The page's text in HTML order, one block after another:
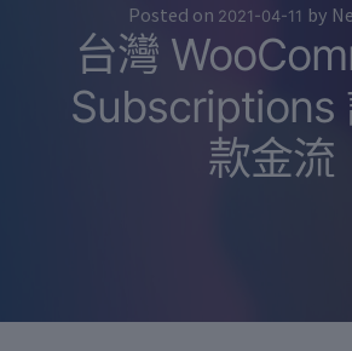
Posted on 2021-04-11 by
台灣
Subscriptions
款金流